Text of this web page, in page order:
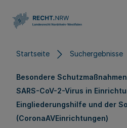
Startseite Suchergebnisse
Besondere
SARS-CoV-2-Virus in
Eingliederungshilfe und der
(CoronaAVEinrichtungen)